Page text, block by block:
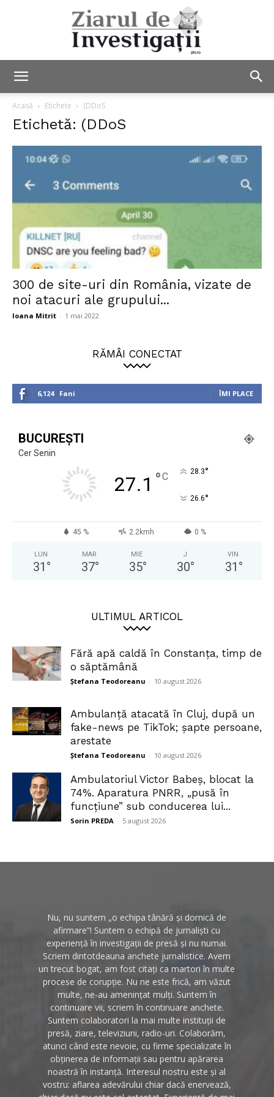
Acasă Etichete (DDoS
Etichetă: (DDoS
300 de site-uri din România, vizate de
noi atacuri ale grupului...
Ioana Mitrit - 1 mai 2022
RĂMÂI CONECTAT
6,124 Fani ÎMI PLACE
BUCUREȘTI
Cer Senin
27.1 °C 28.3°
26.6°
45 % 2.2kmh 0 %
LUN
31 °
MAR
37°
MIE
35°
J
30°
VIN
31 °
ULTIMUL ARTICOL
Fără apă caldă în Constanța, timp de
o săptămână
Ștefana Teodoreanu - 10 august 2026
Ambulanță atacată în Cluj, după un
fake-news pe TikTok; șapte persoane,
arestate
Ștefana Teodoreanu - 10 august 2026
Ambulatoriul Victor Babeș, blocat la
74%. Aparatura PNRR, „pusă în
funcțiune” sub conducerea lui...
Sorin PREDA - 5 august 2026
Nu, nu suntem „o echipa tânără și dornică de
afirmare”! Suntem o echipă de jurnaliști cu
experiență în investigații de presă și nu numai.
Scriem dintotdeauna anchete jurnalistice. Avem
un trecut bogat, am fost citați ca martori în multe
procese de corupție. Nu ne este frică, am văzut
multe, ne-au amenințat mulți. Suntem în
continuare vii, scriem în continuare anchete.
Suntem colaboratori la mai multe instituții de
presă, ziare, televiziuni, radio-uri. Colaborăm,
atunci când este nevoie, cu firme specializate în
obținerea de informații sau pentru apărarea
noastră în instanță. Interesul nostru este și al
vostru: aflarea adevărului chiar dacă enervează,